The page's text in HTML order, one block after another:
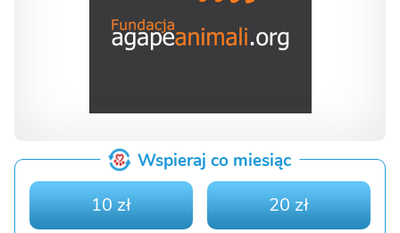
Wspieraj co miesiąc
10 zł 20 zł